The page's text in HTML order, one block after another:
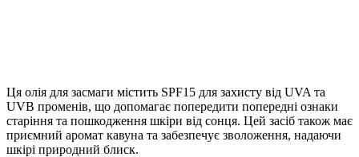
Ця олія для засмаги містить SPF15 для захисту від UVA та
UVB променів, що допомагає попередити попередні ознаки
старіння та пошкодження шкіри від сонця. Цей засіб також має
приємний аромат кавуна та забезпечує зволоження, надаючи
шкірі природний блиск.